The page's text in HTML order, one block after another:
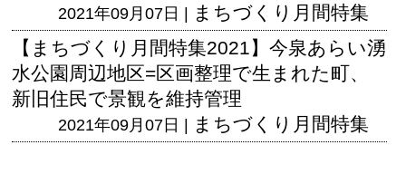
2021年09月07日 | まちづくり月間特集
【まちづくり月間特集2021】今泉あらい湧
水公園周辺地区=区画整理で生まれた町、
新旧住民で景観を維持管理
2021年09月07日 | まちづくり月間特集